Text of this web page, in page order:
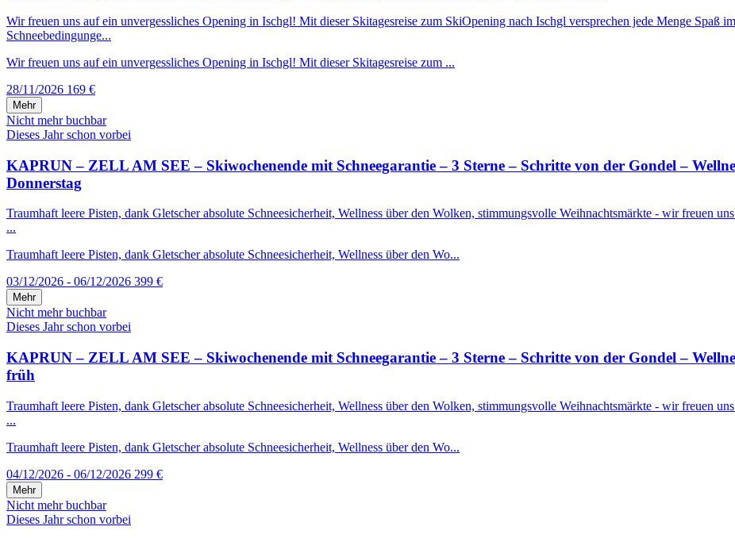
Wir freuen uns auf ein unvergessliches Opening in Ischgl! Mit dieser Skitagesreise zum SkiOpening nach Ischgl versprechen jede Menge Spaß
Schneebedingunge...
Wir freuen uns auf ein unvergessliches Opening in Ischgl! Mit dieser Skitagesreise zum ...
28/11/2026 169 €
Mehr
Nicht mehr buchbar
Dieses Jahr schon vorbei
KAPRUN – ZELL AM SEE – Skiwochenende mit Schneegarantie – 3 Sterne – Schritte von der Gondel –
Donnerstag
Traumhaft leere Pisten, dank Gletscher absolute Schneesicherheit, Wellness über den Wolken, stimmungsvolle Weihnachtsmärkte - wir freuen
...
Traumhaft leere Pisten, dank Gletscher absolute Schneesicherheit, Wellness über den Wo...
03/12/2026 - 06/12/2026 399 €
Mehr
Nicht mehr buchbar
Dieses Jahr schon vorbei
KAPRUN – ZELL AM SEE – Skiwochenende mit Schneegarantie – 3 Sterne – Schritte von der Gondel –
früh
Traumhaft leere Pisten, dank Gletscher absolute Schneesicherheit, Wellness über den Wolken, stimmungsvolle Weihnachtsmärkte - wir freuen
...
Traumhaft leere Pisten, dank Gletscher absolute Schneesicherheit, Wellness über den Wo...
04/12/2026 - 06/12/2026 299 €
Mehr
Nicht mehr buchbar
Dieses Jahr schon vorbei